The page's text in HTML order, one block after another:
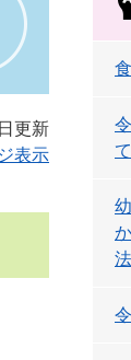
更新
表示
法